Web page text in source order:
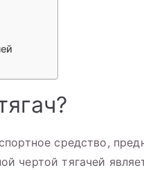
средство,
чертой тягачей